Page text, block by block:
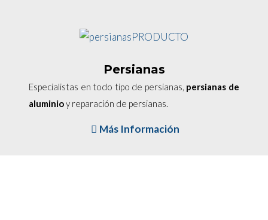
Persianas
Especialistas en todo tipo de persianas, persianas de
aluminioy reparación de persianas.
Más Información